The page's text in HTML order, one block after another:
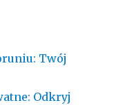
Twój
Odkryj